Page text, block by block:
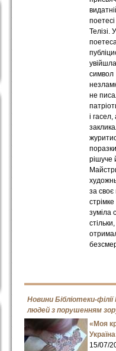
Телізі.
символ
не
і гасел,
рішуче
за своє
зуміла
Новини Бібліотеки-
людей з порушенням
«Моя
15/07/